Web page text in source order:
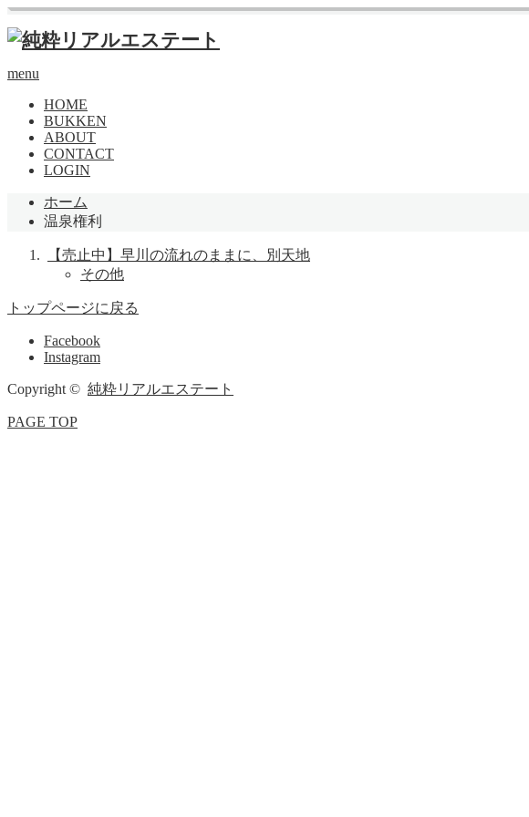
menu
HOME
BUKKEN
ABOUT
CONTACT
LOGIN
ホーム
温泉権利
【売止中】早川の流れのままに、別天地
その他
トップページに戻る
Facebook
Instagram
Copyright © 純粋リアルエステート
PAGE TOP